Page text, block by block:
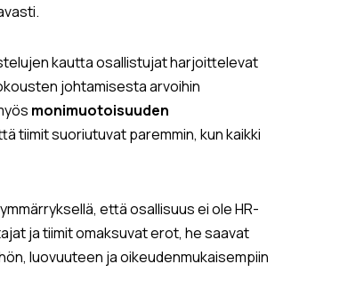
kautta osallistujat harjoittelevat
johtamisesta arvoihin
monimuotoisuuden
tiimit suoriutuvat paremmin, kun kaikki
että osallisuus ei ole HR-
ja tiimit omaksuvat erot, he saavat
luovuuteen ja oikeudenmukaisempiin